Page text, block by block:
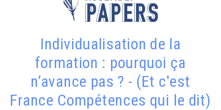
Individualisation de la
formation : pourquoi ça
n’avance pas ? - (Et c'est
France Compétences qui le dit)